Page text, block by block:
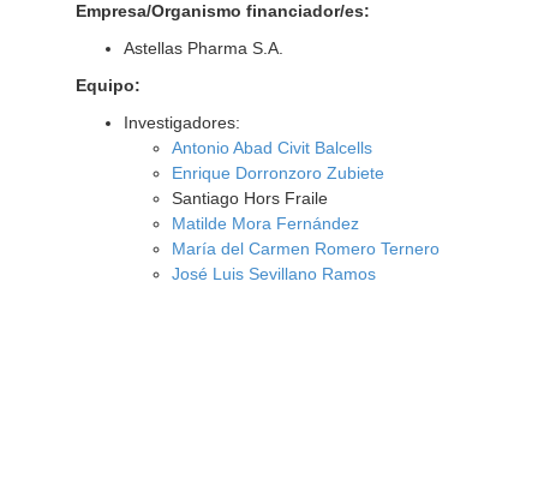
Empresa/Organismo financiador/es:
Astellas Pharma S.A.
Equipo:
Investigadores:
Antonio Abad Civit Balcells
Enrique Dorronzoro Zubiete
Santiago Hors Fraile
Matilde Mora Fernández
María del Carmen Romero Ternero
José Luis Sevillano Ramos